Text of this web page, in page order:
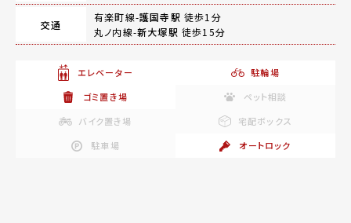
交通
有楽町線-護国寺駅 徒歩1分
丸ノ内線-新大塚駅 徒歩15分
エレベーター
駐輪場
ゴミ置き場
ペット相談
バイク置き場
宅配ボックス
駐車場
オートロック